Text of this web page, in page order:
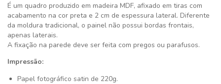
É um quadro produzido em madeira MDF, afixado em tiras com
acabamento na cor preta e 2 cm de espessura lateral. Diferente
da moldura tradicional, o painel não possui bordas frontais,
apenas laterais.
A fixação na parede deve ser feita com pregos ou parafusos.
Impressão:
Papel fotográfico satin de 220g.